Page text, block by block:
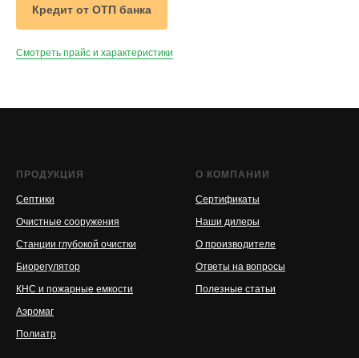
Кредит от ОТП банка
Смотреть прайс и характеристики
ПРОДУКЦИЯ
Септики
Очистные сооружения
Станции глубокой очистки
Биорегулятор
КНС и пожарные емкости
Аэромаг
Полиатр
О КОМПАНИИ
Сертификаты
Наши дилеры
О производителе
Ответы на вопросы
Полезные статьи